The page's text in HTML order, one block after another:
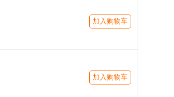
加入购物车
加入购物车